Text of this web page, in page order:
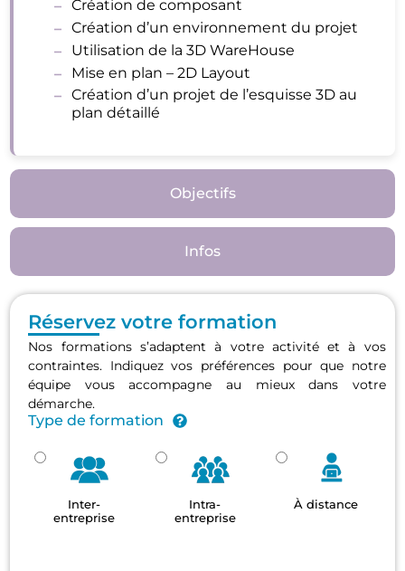
Objectifs
Infos
Création de composant
Création d’un environnement du projet
Utilisation de la 3D WareHouse
Mise en plan – 2D Layout
Création d’un projet de l’esquisse 3D au
plan détaillé
Réservez votre formation
Nos formations s’adaptent à votre activité et à vos
contraintes. Indiquez vos préférences pour que notre
équipe vous accompagne au mieux dans votre
démarche.
Type de formation
Inter-
entreprise
Intra-
entreprise
À distance